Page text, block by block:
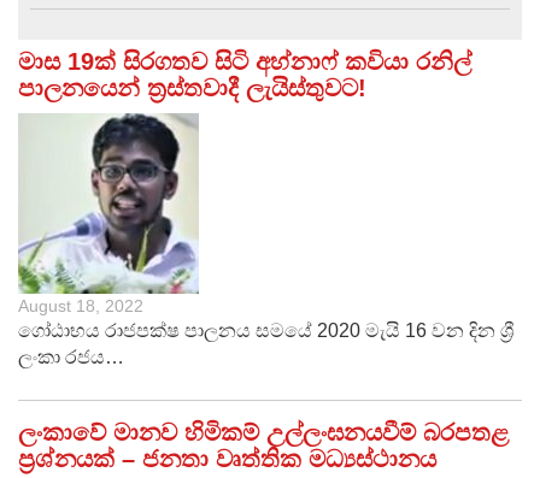
මාස 19ක් සිරගතව සිටි අහ්නාෆ් කවියා රනිල්
පාලනයෙන් ත්‍රස්තවාදී ලැයිස්තුවට!
August 18, 2022
ගෝඨාභය රාජපක්ෂ පාලනය සමයේ 2020 මැයි 16 වන දින ශ්‍රී
ලංකා රජය…
ලංකාවේ මානව හිමිකම් උල්ලංඝනයවීම් බරපතළ
ප්‍රශ්නයක් – ජනතා වෘත්තික මධ්‍යස්ථානය